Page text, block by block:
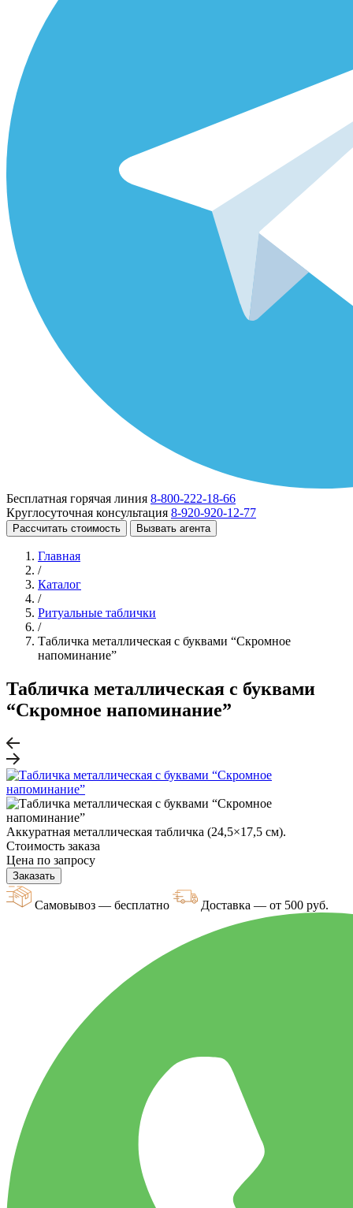
Бесплатная горячая линия 8-800-222-18-66
Круглосуточная консультация 8-920-920-12-77
Рассчитать стоимость Вызвать агента
Главная
/
Каталог
/
Ритуальные таблички
/
Табличка металлическая с буквами “Скромное
напоминание”
Табличка металлическая с буквами
“Скромное напоминание”
Аккуратная металлическая табличка (24,5×17,5 см).
Стоимость заказа
Цена по запросу
Заказать
Самовывоз — бесплатно Доставка — от 500 руб.